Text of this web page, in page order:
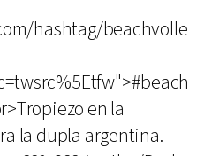
hashtag/beachvolle
en la
la dupla argentina.